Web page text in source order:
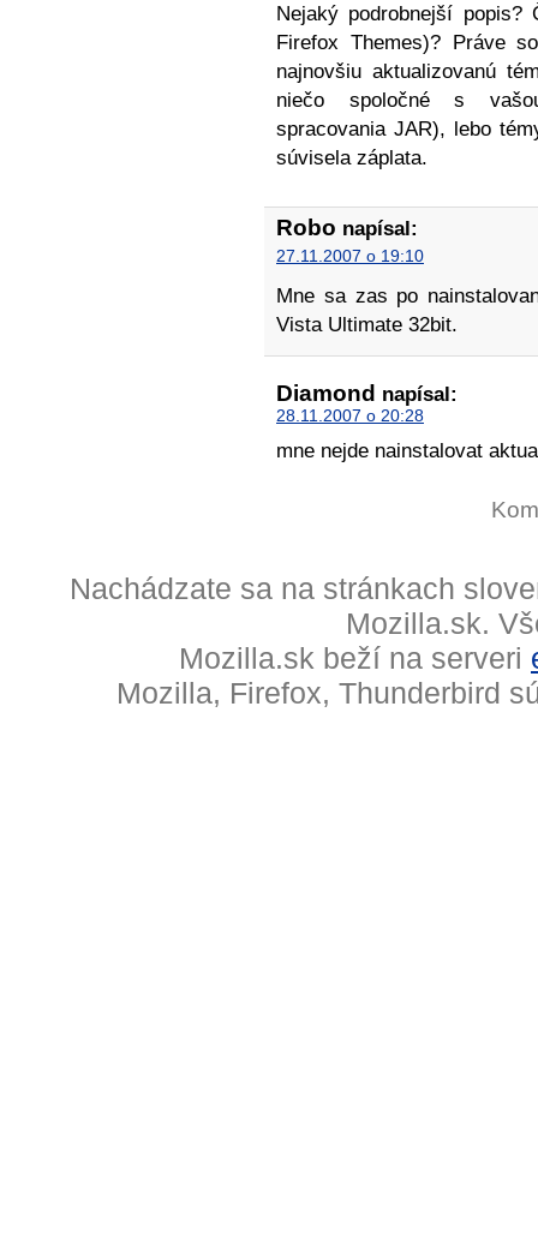
Nejaký podrobnejší
Firefox Themes)? Práve
najnovšiu aktualizovanú
niečo spoločné s
spracovania JAR), lebo
súvisela záplata.
Robo napísal:
27.11.2007 o 19:10
Mne sa zas po
Vista Ultimate 32bit.
Diamond napísal:
28.11.2007 o 20:28
mne nejde nainstalovat
Nachádzate sa na stránkach
Mozilla.sk.
Mozilla.sk beží na serveri
Mozilla, Firefox, Thunderbird